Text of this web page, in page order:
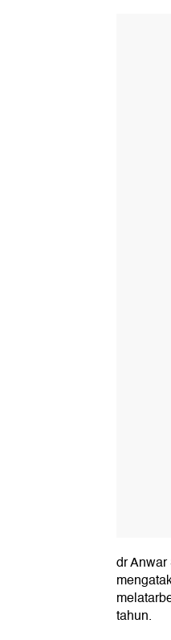
dr
tahun.